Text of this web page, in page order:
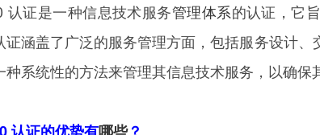
认证是一种信息技术服务管理体系的认证，它
证涵盖了广泛的服务管理方面，包括服务设计、
系统性的方法来管理其信息技术服务，以确保